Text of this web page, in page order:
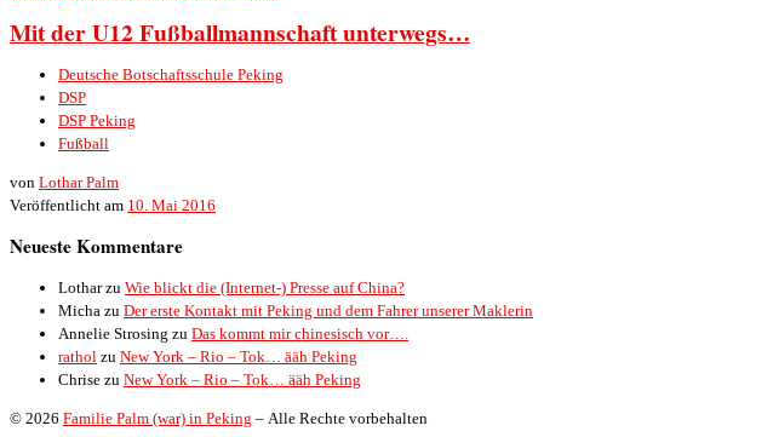
Mit der U12 Fußballmannschaft unterwegs…
Deutsche Botschaftsschule Peking
DSP
DSP Peking
Fußball
von Lothar Palm
Veröffentlicht am 10. Mai 2016
Neueste Kommentare
Lotharzu Wie blickt die (Internet-) Presse auf China?
Micha zu Der erste Kontakt mit Peking und dem Fahrer unserer Maklerin
Annelie Strosing zu Das kommt mir chinesisch vor….
rathol zu New York – Rio – Tok… ääh Peking
Chrise zu New York – Rio – Tok… ääh Peking
© 2026 Familie Palm (war) in Peking – Alle Rechte vorbehalten